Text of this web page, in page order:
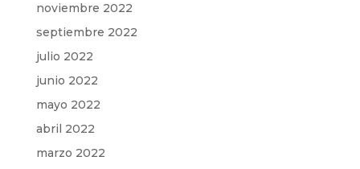
noviembre 2022
septiembre 2022
julio 2022
junio 2022
mayo 2022
abril 2022
marzo 2022